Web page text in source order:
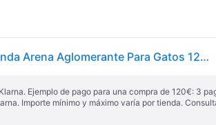
Intersand Odourlock Lavanda Arena Aglomerante Para Gatos 12 Kg
Ejemplo de pago para una compra de 120€: 3
Importe mínimo y máximo varía por tienda.